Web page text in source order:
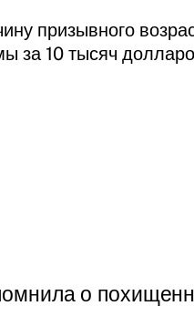
призывного
за 10 тысяч
о